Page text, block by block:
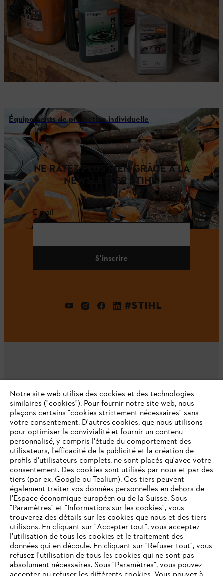
Équipements de protection individuelle
NE RATEZ PLUS RIEN GRÂCE À LA
NEWSLETTER STIHL!
E-mail
S'inscrire
#STIHL
L'Entreprise
Questions fréquentes
Service
Politique de protection des données
Mentions légales Cookies
VOTRE NAVIGATEUR INTERNET
N'EST PLUS PRIS EN CHARGE
Vous utilisez un navigateur Internet que nous ne prenons plus
en charge, et certaines fonctionnalités de notre site ne
Notre site web utilise des cookies et des technologies
similaires ("cookies"). Pour fournir notre site web, nous
plaçons certains "cookies strictement nécessaires" sans
votre consentement. D'autres cookies, que nous utilisons
pour optimiser la convivialité et fournir un contenu
personnalisé, y compris l'étude du comportement des
utilisateurs, l'efficacité de la publicité et la création de
profils d'utilisateurs complets, ne sont placés qu'avec votre
consentement. Des cookies sont utilisés par nous et par des
tiers (par ex. Google ou Tealium). Ces tiers peuvent
également traiter vos données personnelles en dehors de
l'Espace économique européen ou de la Suisse. Sous
"Paramètres" et "Informations sur les cookies", vous
trouverez des détails sur les cookies que nous et des tiers
utilisons. En cliquant sur "Accepter tout", vous acceptez
l'utilisation de tous les cookies et le traitement des
données qui en découle. En cliquant sur "Refuser tout", vous
refusez l'utilisation de tous les cookies qui ne sont pas
absolument nécessaires. Sous "Paramètres", vous pouvez